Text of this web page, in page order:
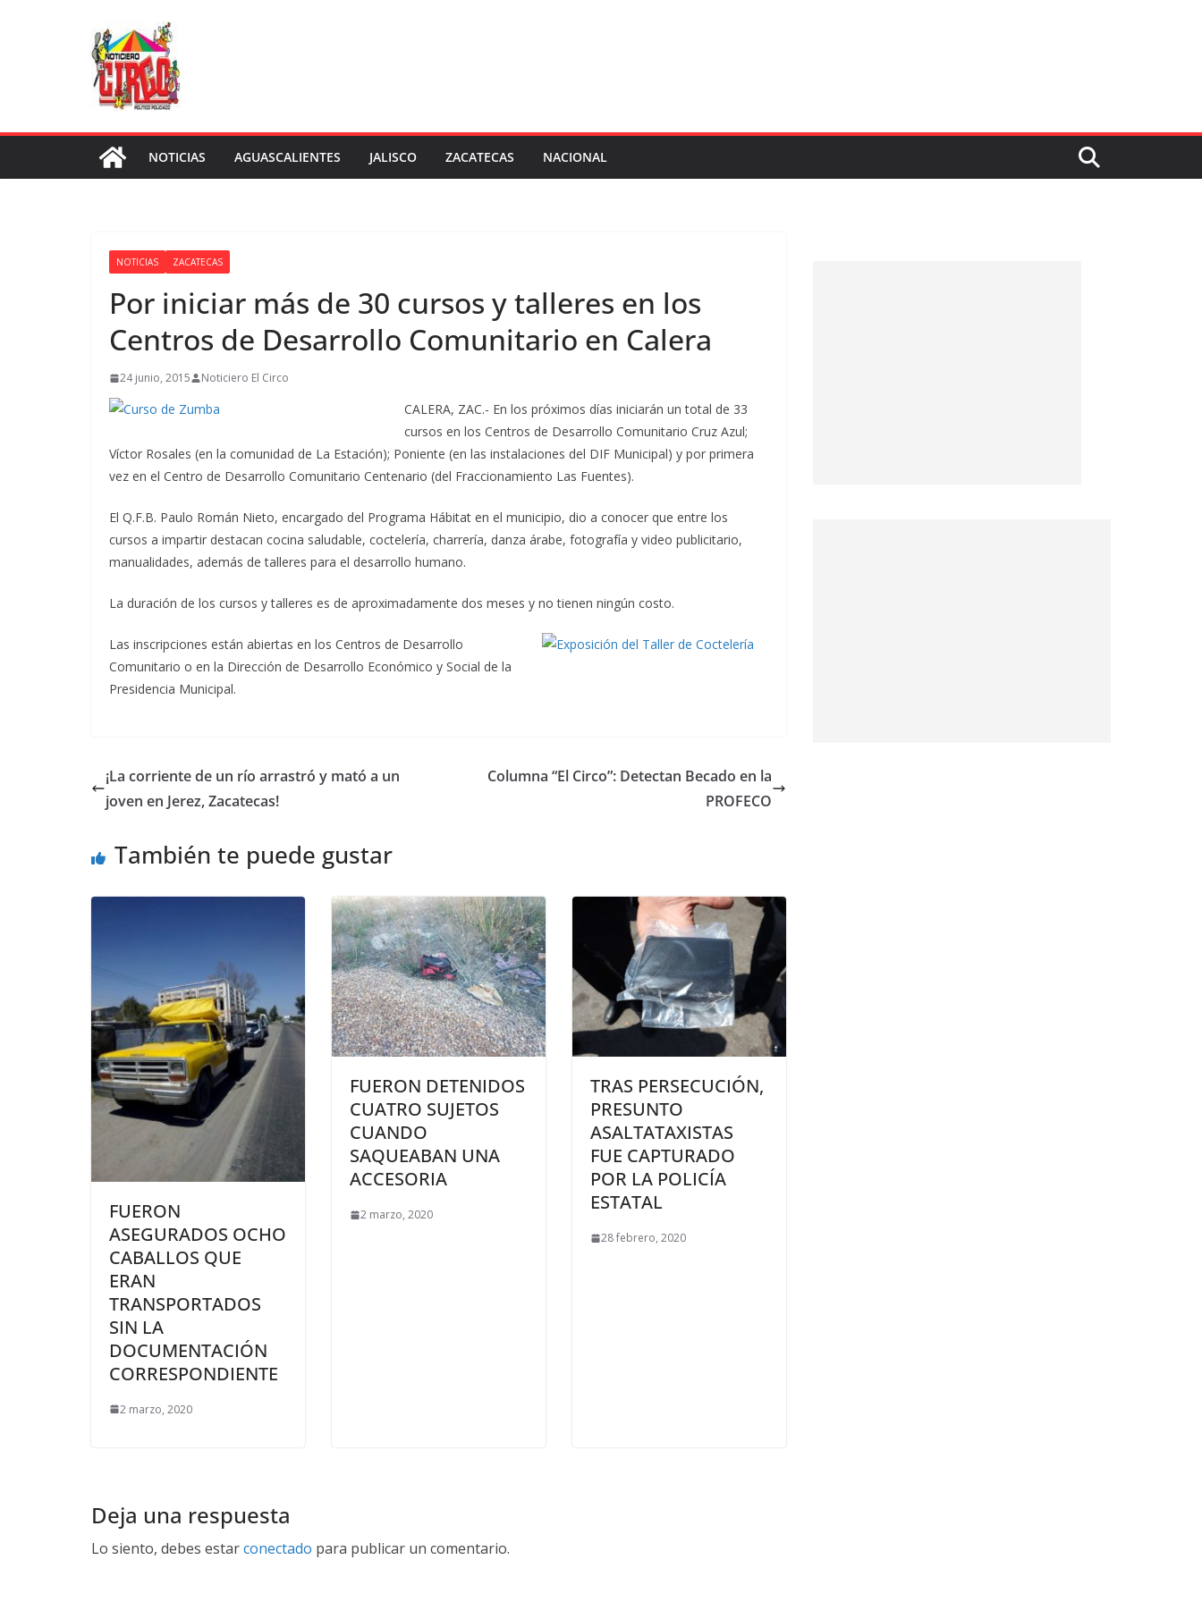
NOTICIAS AGUASCALIENTES JALISCO ZACATECAS NACIONAL
NOTICIAS ZACATECAS
Por iniciar más de 30 cursos y talleres en los
Centros de Desarrollo Comunitario en Calera
24 junio, 2015 Noticiero El Circo
CALERA, ZAC.- En los próximos días iniciarán un total de 33
cursos en los Centros de Desarrollo Comunitario Cruz Azul;
Víctor Rosales (en la comunidad de La Estación); Poniente (en las instalaciones del DIF Municipal) y por primera
vez en el Centro de Desarrollo Comunitario Centenario (del Fraccionamiento Las Fuentes).
El Q.F.B. Paulo Román Nieto, encargado del Programa Hábitat en el municipio, dio a conocer que entre los
cursos a impartir destacan cocina saludable, coctelería, charrería, danza árabe, fotografía y video publicitario,
manualidades, además de talleres para el desarrollo humano.
La duración de los cursos y talleres es de aproximadamente dos meses y no tienen ningún costo.
Las inscripciones están abiertas en los Centros de Desarrollo
Comunitario o en la Dirección de Desarrollo Económico y Social de la
Presidencia Municipal.
¡La corriente de un río arrastró y mató a un
joven en Jerez, Zacatecas!
Columna “El Circo”: Detectan Becado en la
PROFECO
También te puede gustar
FUERON
ASEGURADOS OCHO
CABALLOS QUE
ERAN
TRANSPORTADOS
SIN LA
DOCUMENTACIÓN
CORRESPONDIENTE
2 marzo, 2020
FUERON DETENIDOS
CUATRO SUJETOS
CUANDO
SAQUEABAN UNA
ACCESORIA
2 marzo, 2020
TRAS PERSECUCIÓN,
PRESUNTO
ASALTATAXISTAS
FUE CAPTURADO
POR LA POLICÍA
ESTATAL
28 febrero, 2020
Deja una respuesta
Lo siento, debes estarconectado para publicar un comentario.